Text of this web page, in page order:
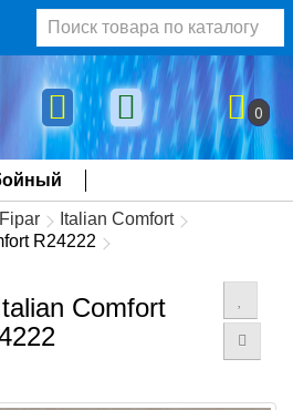
0
Fipar
Italian Comfort
R24222
Comfort